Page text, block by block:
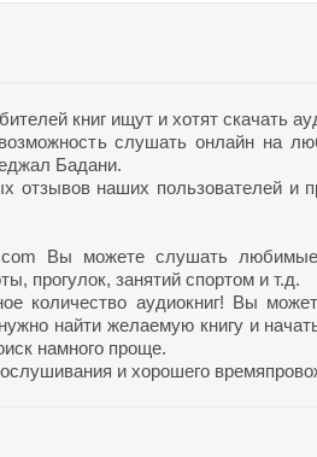
книг ищут и хотят скачать
слушать онлайн на
Бадани.
отзывов наших пользователей и
Вы можете слушать
прогулок, занятий спортом и т.д.
количество аудиокниг! Вы
найти желаемую книгу и
намного проще.
и хорошего